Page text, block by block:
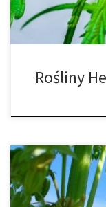
Rośliny
Kiedy mówimy o